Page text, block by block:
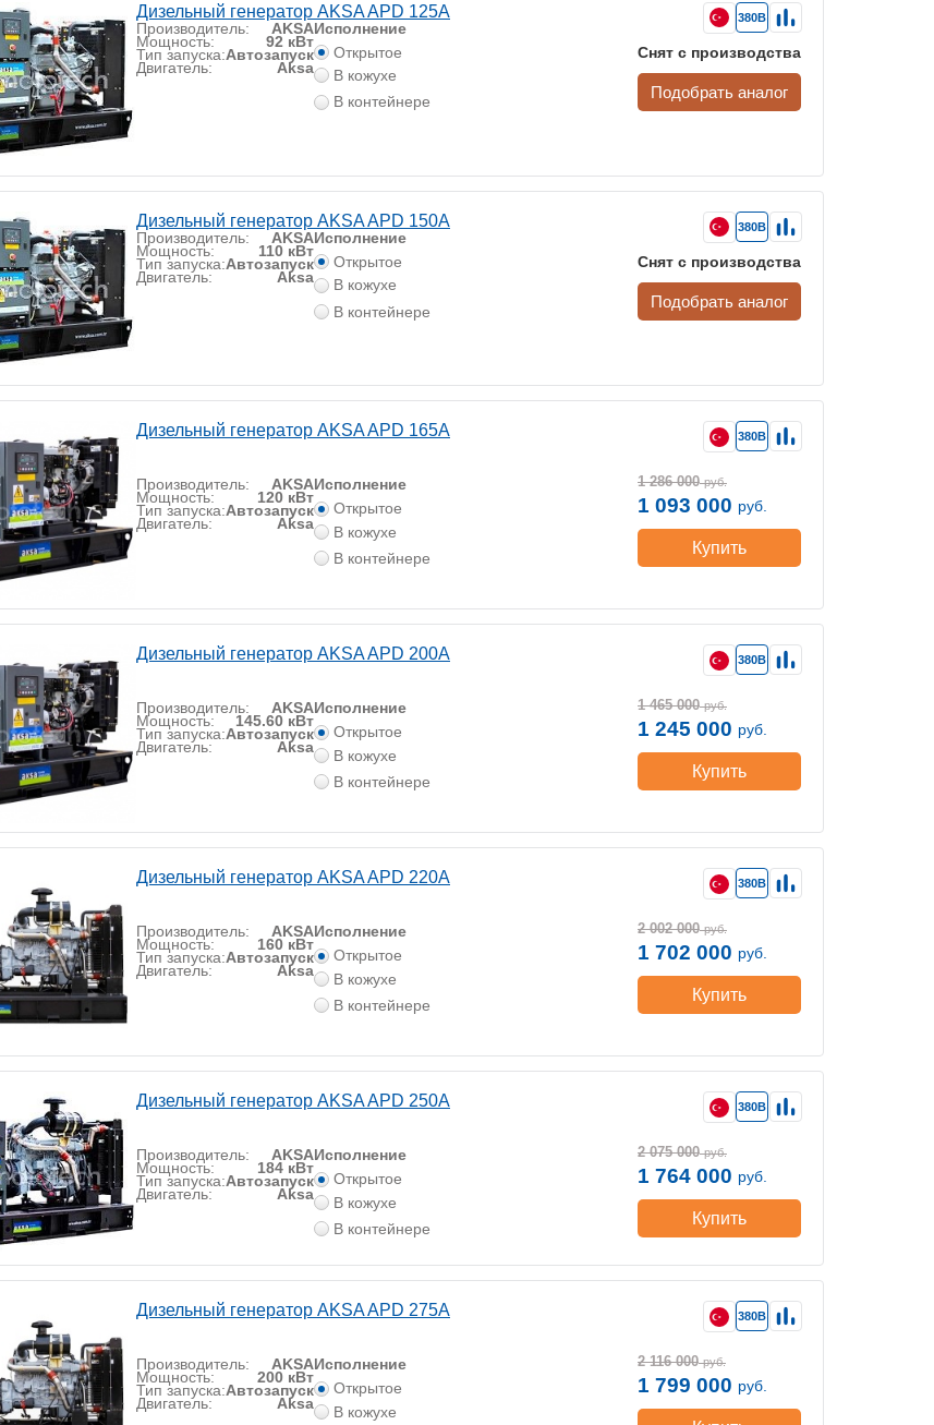
Дизельный генератор AKSA APD 125A
Производитель: AKSA
Мощность: 92 кВт
Тип запуска:Автозапуск
Двигатель: Aksa
Исполнение
Открытое
В кожухе
В контейнере
380В
Снят с производства
Подобрать аналог
Дизельный генератор AKSA APD 150A
Производитель: AKSA
Мощность: 110 кВт
Тип запуска:Автозапуск
Двигатель: Aksa
Исполнение
Открытое
В кожухе
В контейнере
380В
Снят с производства
Подобрать аналог
Дизельный генератор AKSA APD 165A
Производитель: AKSA
Мощность: 120 кВт
Тип запуска:Автозапуск
Двигатель: Aksa
Исполнение
Открытое
В кожухе
В контейнере
380В
1 286 000 руб.
1 093 000 руб.
Купить
Дизельный генератор AKSA APD 200A
Производитель: AKSA
Мощность: 145.60 кВт
Тип запуска:Автозапуск
Двигатель: Aksa
Исполнение
Открытое
В кожухе
В контейнере
380В
1 465 000 руб.
1 245 000 руб.
Купить
Дизельный генератор AKSA APD 220A
Производитель: AKSA
Мощность: 160 кВт
Тип запуска:Автозапуск
Двигатель: Aksa
Исполнение
Открытое
В кожухе
В контейнере
380В
2 002 000 руб.
1 702 000 руб.
Купить
Дизельный генератор AKSA APD 250A
Производитель: AKSA
Мощность: 184 кВт
Тип запуска:Автозапуск
Двигатель: Aksa
Исполнение
Открытое
В кожухе
В контейнере
380В
2 075 000 руб.
1 764 000 руб.
Купить
Дизельный генератор AKSA APD 275A
Производитель: AKSA
Мощность: 200 кВт
Тип запуска:Автозапуск
Двигатель: Aksa
Исполнение
Открытое
В кожухе
380В
2 116 000 руб.
1 799 000 руб.